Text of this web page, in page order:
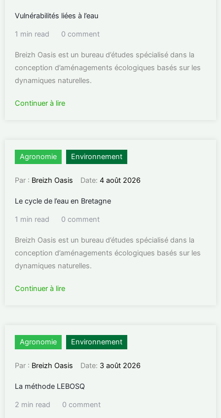
Vulnérabilités liées à l’eau
1 min read 0 comment
Breizh Oasis est un bureau d’études spécialisé dans la
conception d’aménagements écologiques basés sur les
dynamiques naturelles.
Continuer à lire
Agronomie Environnement
Par : Breizh Oasis Date: 4 août 2026
Le cycle de l’eau en Bretagne
1 min read 0 comment
Breizh Oasis est un bureau d’études spécialisé dans la
conception d’aménagements écologiques basés sur les
dynamiques naturelles.
Continuer à lire
Agronomie Environnement
Par : Breizh Oasis Date: 3 août 2026
La méthode LEBOSQ
2 min read 0 comment